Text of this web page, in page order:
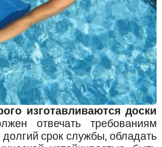
изготавливаются доски
отвечать требованиям
долгий срок службы, обладать